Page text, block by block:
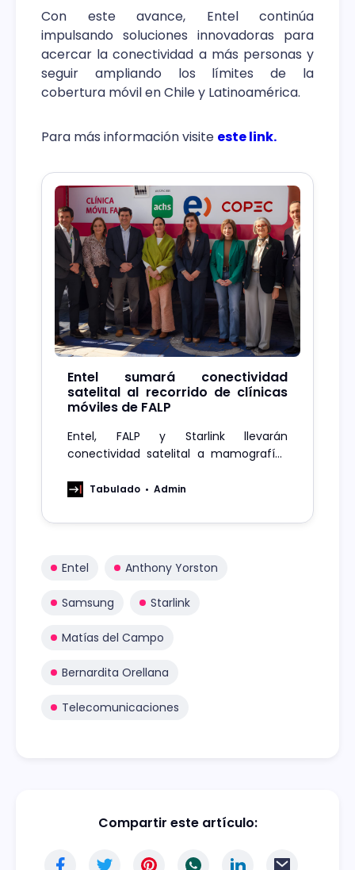
Con este avance, Entel continúa
impulsando soluciones innovadoras para
acercar la conectividad a más personas y
seguir ampliando los límites de la
cobertura móvil en Chile y Latinoamérica.
Para más información visite este link.
Entel sumará conectividad
satelital al recorrido de clínicas
móviles de FALP
Entel, FALP y Starlink llevarán
conectividad satelital a mamografías
diagnóstico
Tabulado Admin
Entel Anthony Yorston
Samsung Starlink
Matías del Campo
Bernardita Orellana
Telecomunicaciones
Compartir este artículo: